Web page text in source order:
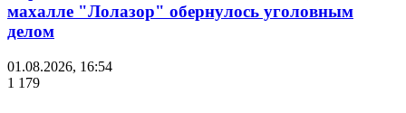
махалле "Лолазор" обернулось уголовным
делом
01.08.2026, 16:54
1 179